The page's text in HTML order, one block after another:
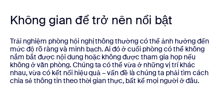
Không gian để trở nên nổi bật
Trải nghiệm phòng hội nghị thông thường có thể ảnh hưởng đến
mức độ rõ ràng và minh bạch. Ai đó ở cuối phòng có thể không
nắm bắt được nội dung hoặc không được tham gia họp nếu
không ở văn phòng. Chúng ta có thể vừa ở những vị trí khác
nhau, vừa có kết nối hiệu quả – vấn đề là chúng ta phải tìm cách
chia sẻ thông tin theo thời gian thực, bất kể mọi người ở đâu.